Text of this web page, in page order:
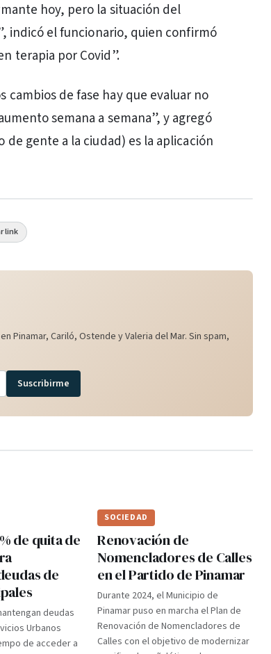
hoy, pero la situación del
indicó el funcionario, quien confirmó
terapia por Covid”.
cambios de fase hay que evaluar no
semana a semana”, y agregó
gente a la ciudad) es la aplicación
link
Pinamar, Cariló, Ostende y Valeria del Mar. Sin spam,
Suscribirme
de quita de
de
deudas
Urbanos
de acceder a
SOCIEDAD
Renovación de
Nomencladores de Calles
en el Partido de Pinamar
Durante 2024, el Municipio de
Pinamar puso en marcha el Plan de
Renovación de Nomencladores de
Calles con el objetivo de modernizar